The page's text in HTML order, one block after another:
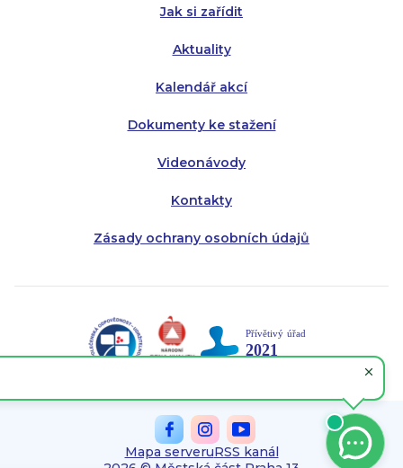
Jak si zařídit
Aktuality
Kalendář akcí
Dokumenty ke stažení
Videonávody
Kontakty
Zásady ochrany osobních údajů
Mapa serveruRSS kanál